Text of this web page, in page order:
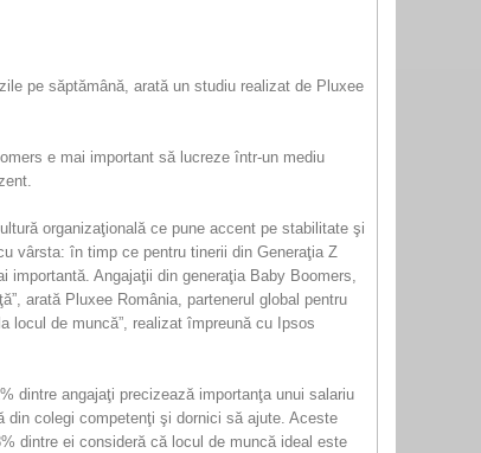
pe săptămână, arată un studiu realizat de Pluxee
e mai important să lucreze într-un mediu
organizaţională ce pune accent pe stabilitate şi
vârsta: în timp ce pentru tinerii din Generaţia Z
Angajaţii din generaţia Baby Boomers,
arată Pluxee România, partenerul global pentru
locul de muncă”, realizat împreună cu Ipsos
dintre angajaţi precizează importanţa unui salariu
colegi competenţi şi dornici să ajute. Aceste
dintre ei consideră că locul de muncă ideal este